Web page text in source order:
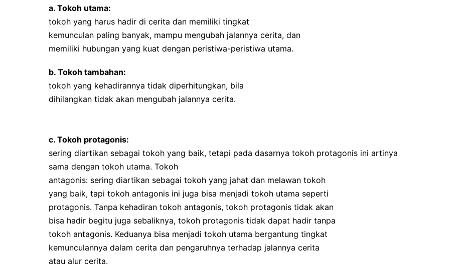
a. Tokoh utama:
tokoh yang harus hadir di cerita dan memiliki tingkat
kemunculan paling banyak, mampu mengubah jalannya cerita, dan
memiliki hubungan yang kuat dengan peristiwa-peristiwa utama.
b. Tokoh tambahan:
tokoh yang kehadirannya tidak diperhitungkan, bila
dihilangkan tidak akan mengubah jalannya cerita.
c. Tokoh protagonis:
sering diartikan sebagai tokoh yang baik, tetapi pada dasarnya tokoh protagonis ini artinya
sama dengan tokoh utama. Tokoh
antagonis: sering diartikan sebagai tokoh yang jahat dan melawan tokoh
yang baik, tapi tokoh antagonis ini juga bisa menjadi tokoh utama seperti
protagonis. Tanpa kehadiran tokoh antagonis, tokoh protagonis tidak akan
bisa hadir begitu juga sebaliknya, tokoh protagonis tidak dapat hadir tanpa
tokoh antagonis. Keduanya bisa menjadi tokoh utama bergantung tingkat
kemunculannya dalam cerita dan pengaruhnya terhadap jalannya cerita
atau alur cerita.